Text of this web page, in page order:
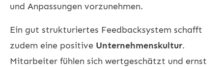
und Anpassungen vorzunehmen.
Ein gut strukturiertes Feedbacksystem schafft
zudem eine positive Unternehmenskultur.
Mitarbeiter fühlen sich wertgeschätzt und ernst